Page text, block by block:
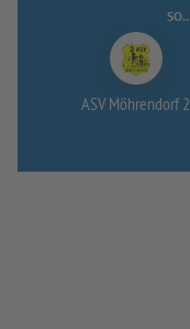
SO..
ASV Möhrendorf 2